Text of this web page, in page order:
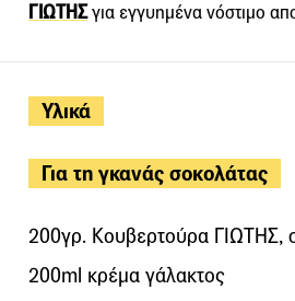
Υλικά
Για τη γκανάς σοκολάτας
200γρ. Κουβερτούρα ΓΙΩΤΗΣ,
200ml κρέμα γάλακτος
ΓΙΩΤΗΣγια εγγυημένα νόστιμο